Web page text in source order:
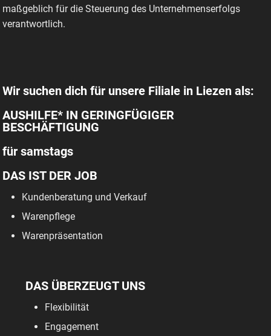
maßgeblich für die Steuerung des Unternehmenserfolgs
verantwortlich.
Wir suchen dich für unsere Filiale in Liezen als:
AUSHILFE* IN GERINGFÜGIGER
BESCHÄFTIGUNG
für samstags
DAS IST DER JOB
Kundenberatung und Verkauf
Warenpflege
Warenpräsentation
DAS ÜBERZEUGT UNS
Flexibilität
Engagement